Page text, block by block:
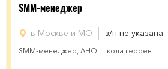
SMM-менеджер
в Москве и МО з/п не указана
SMM-менеджер, АНО Школа героев